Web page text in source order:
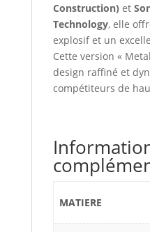
Construction) et
Technology, elle
explosif et un
Cette version «
design raffiné et
compétiteurs de
MATIERE